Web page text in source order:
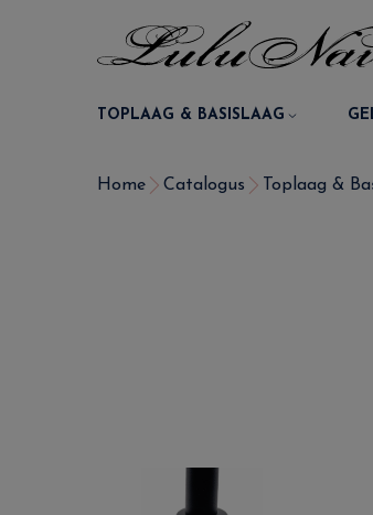
TOPLAAG & BASISLAAG
Home Catalogus Toplaag &